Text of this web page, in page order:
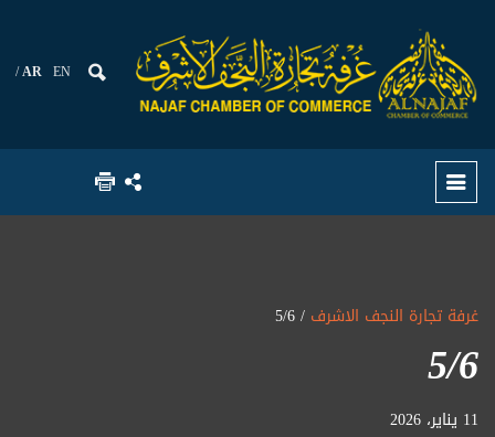
AR EN
غرفة تجارة النجف الاشرف / 5/6
5/6
11 يناير، 2026